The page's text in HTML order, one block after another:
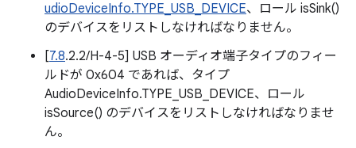
udioDeviceInfo.TYPE_USB_DEVICE、ロール isSink()
のデバイスをリストしなければなりません。
[7.8.2.2/H-4-5] USB オーディオ端子タイプのフィー
ルドが 0x604 であれば、タイプ
AudioDeviceInfo.TYPE_USB_DEVICE、ロール
isSource() のデバイスをリストしなければなりませ
ん。